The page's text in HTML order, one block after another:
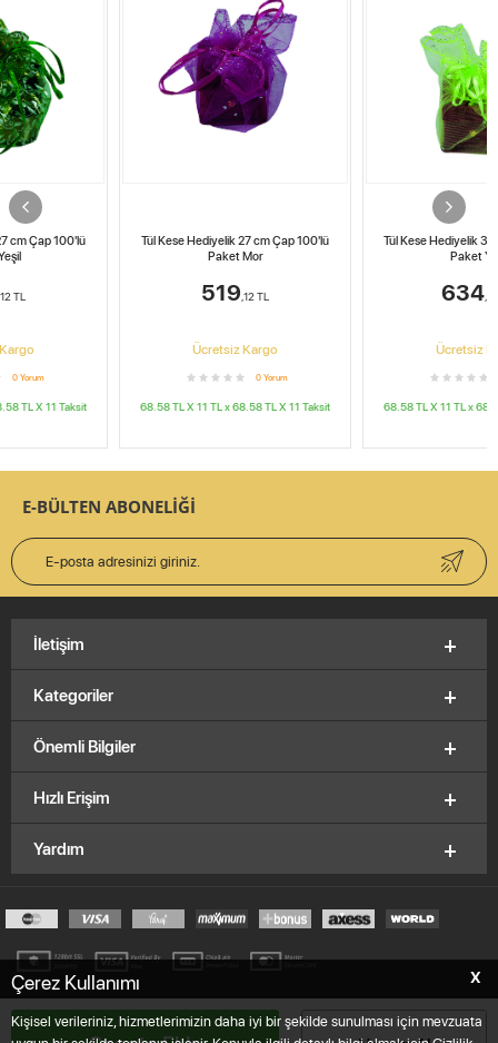
X
Çerez Kullanımı
Kişisel verileriniz, hizmetlerimizin daha iyi bir şekilde sunulması için mevzuata
Tül Kese Hediyelik 27 cm Çap 100'lü
Yorum
68.58 TL X 11 68.58 TL X 11Taksit
Tül Kese Hediyelik 33 cm Çap 100'lü
Yorum
68.58 TL X 11 68.58 TL X 11Taksit
E-BÜLTEN ABONELİĞİ
Kategoriler
Önemli Bilgiler
Hızlı Erişim
Yardım
© 2012-2026, V&K Vitrinkutu.com,
İletişim